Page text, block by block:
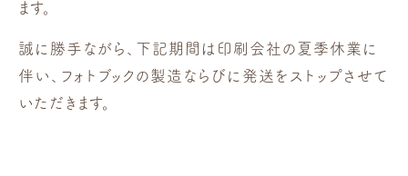
ます。
誠に勝手ながら、下記期間は印刷会社の夏季休業に
伴い、フォトブックの製造ならびに発送をストップさせて
いただきます。